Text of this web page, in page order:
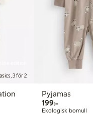
3 för 2
Pyjamas
199:-199,00 kr
Ekologisk bomull